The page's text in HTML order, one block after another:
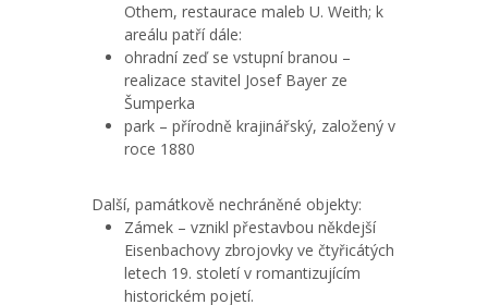
Othem, restaurace maleb U. Weith; k
areálu patří dále:
ohradní zeď se vstupní branou –
realizace stavitel Josef Bayer ze
Šumperka
park – přírodně krajinářský, založený v
roce 1880
Další, památkově nechráněné objekty:
Zámek – vznikl přestavbou někdejší
Eisenbachovy zbrojovky ve čtyřicátých
letech 19. století v romantizujícím
historickém pojetí.